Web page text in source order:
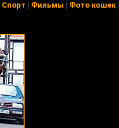
Спорт | Фильмы | Фото кошек|